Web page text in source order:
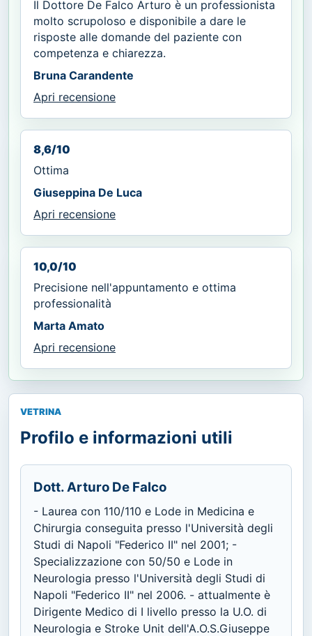
Il Dottore De Falco Arturo è un professionista
molto scrupoloso e disponibile a dare le
risposte alle domande del paziente con
competenza e chiarezza.
Bruna Carandente
Apri recensione
8,6/10
Ottima
Giuseppina De Luca
Apri recensione
10,0/10
Precisione nell'appuntamento e ottima
professionalità
Marta Amato
Apri recensione
VETRINA
Profilo e informazioni utili
Dott. Arturo De Falco
- Laurea con 110/110 e Lode in Medicina e
Chirurgia conseguita presso l'Università degli
Studi di Napoli "Federico II" nel 2001; -
Specializzazione con 50/50 e Lode in
Neurologia presso l'Università degli Studi di
Napoli "Federico II" nel 2006. - attualmente è
Dirigente Medico di I livello presso la U.O. di
Neurologia e Stroke Unit dell'A.O.S.Giuseppe